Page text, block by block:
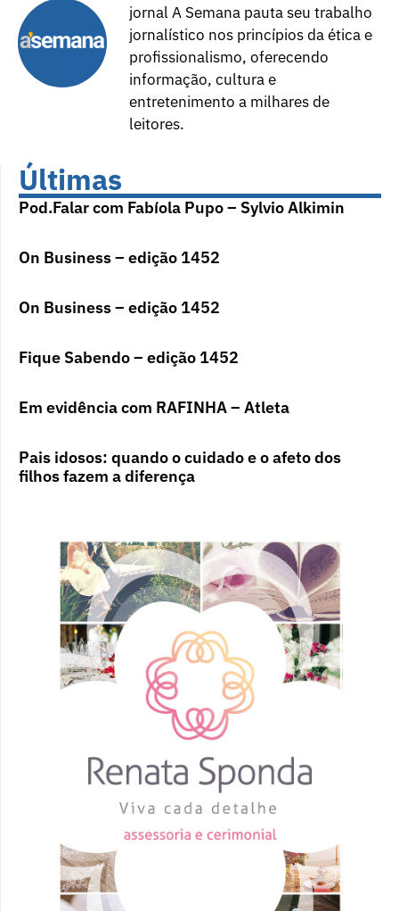
jornal A Semana pauta seu trabalho
jornalístico nos princípios da ética e
profissionalismo, oferecendo
informação, cultura e
entretenimento a milhares de
leitores.
Últimas
Pod.Falar com Fabíola Pupo – Sylvio Alkimin
On Business – edição 1452
On Business – edição 1452
Fique Sabendo – edição 1452
Em evidência com RAFINHA – Atleta
Pais idosos: quando o cuidado e o afeto dos
filhos fazem a diferença